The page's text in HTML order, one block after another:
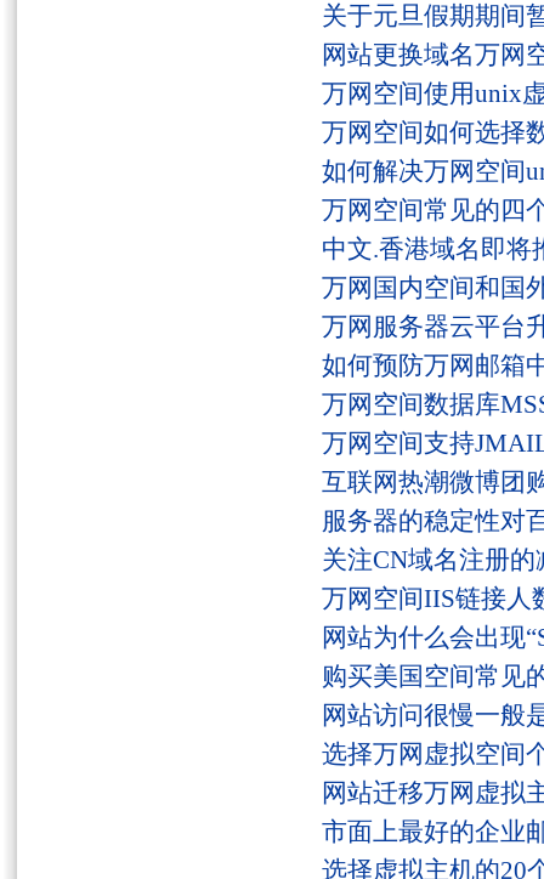
关于元旦假期期间
网站更换域名万网
万网空间使用unix
万网空间如何选择
如何解决万网空间
万网空间常见的四
中文.香港域名即将
万网国内空间和国
万网服务器云平台
如何预防万网邮箱
万网空间数据库
万网空间支持
互联网热潮微博团
服务器的稳定性对
关注CN域名注册
万网空间IIS链接人
网站为什么会出现
购买美国空间常见
网站访问很慢一般
选择万网虚拟空间
网站迁移万网虚拟
市面上最好的企业
选择虚拟主机的20